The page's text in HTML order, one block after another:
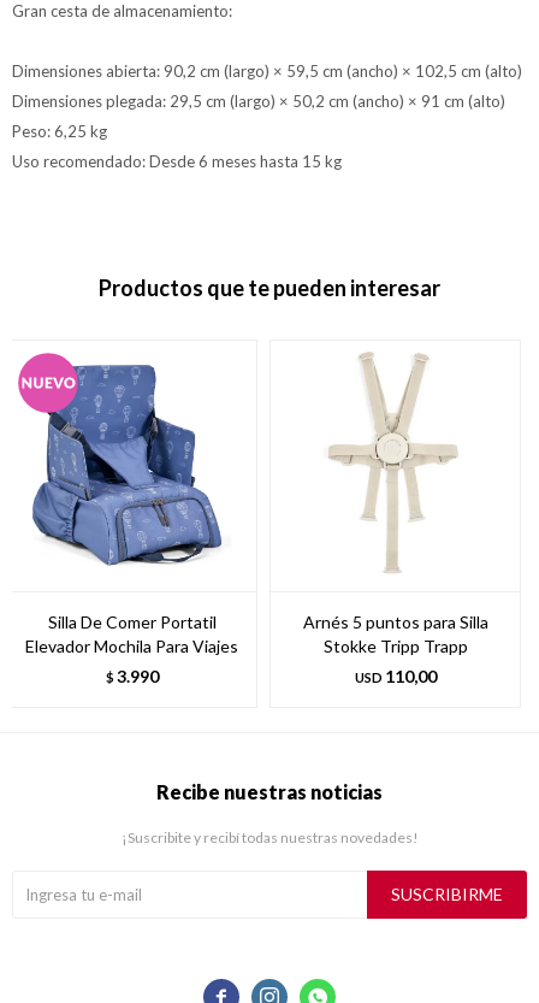
Gran cesta de almacenamiento:
Dimensiones abierta: 90,2 cm (largo) × 59,5 cm (ancho) × 102,5 cm (alto)
Dimensiones plegada: 29,5 cm (largo) × 50,2 cm (ancho) × 91 cm (alto)
Peso: 6,25 kg
Uso recomendado: Desde 6 meses hasta 15 kg
Productos que te pueden interesar
Silla De Comer Portatil
Elevador Mochila Para Viajes
$ 3.990
Arnés 5 puntos para Silla
Stokke Tripp Trapp
USD 110,00
  
Recibe nuestras noticias
¡Suscribite y recibí todas nuestras novedades!
SUSCRIBIRME